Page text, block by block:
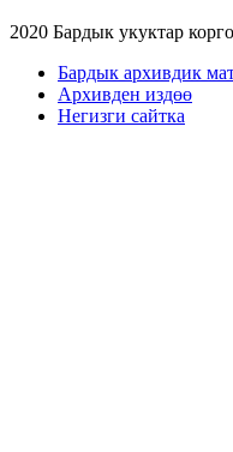
2020 Бардык укуктар
Бардык архивдик
Архивден издөө
Негизги сайтка